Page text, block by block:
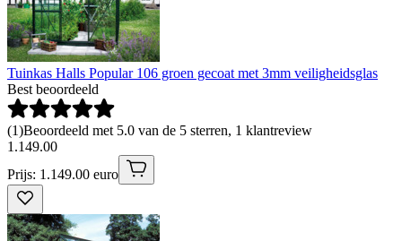
Tuinkas Halls Popular 106 groen gecoat met 3mm veiligheidsglas
Best beoordeeld
(1)Beoordeeld met 5.0 van de 5 sterren, 1 klantreview
1 .149.00
Prijs: 1.149.00 euro